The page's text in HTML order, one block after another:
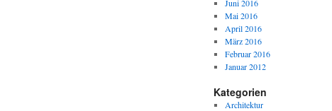
Juni 2016
Mai 2016
April 2016
März 2016
Februar 2016
Januar 2012
Kategorien
Architektur